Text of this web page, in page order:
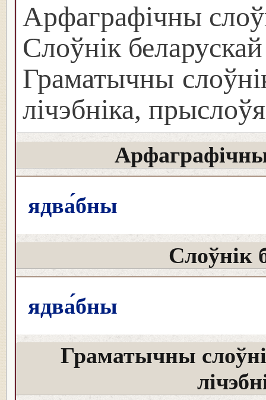
Арфаграфічны
Слоўнік
Граматычны
лічэбніка, прыслоўя
ядва́бны
Слоўнік
ядва́бны
Граматычны